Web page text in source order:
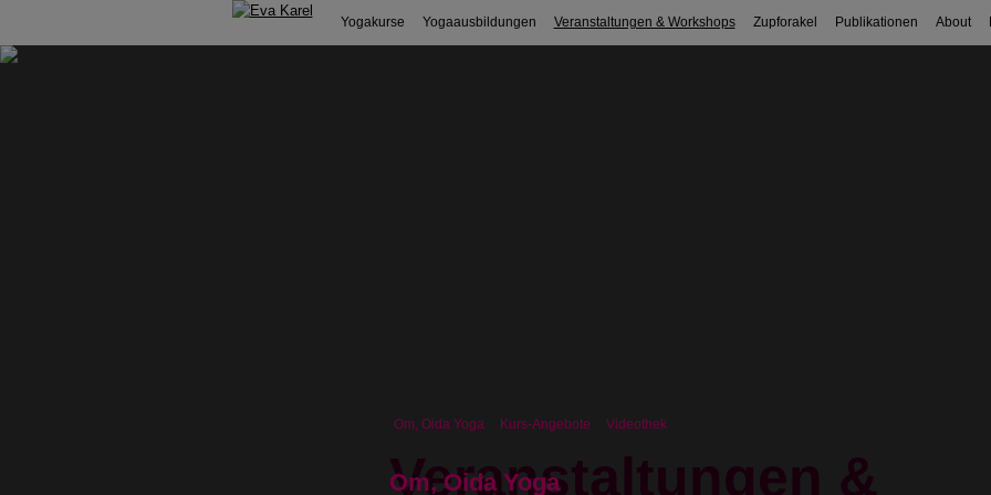
Yogakurse Yogaausbildungen Veranstaltungen & Workshops Zupforakel Publikationen About
Veranstaltungen &
Om, Oida Yoga Kurs-Angebote Videothek
Om, Oida Yoga